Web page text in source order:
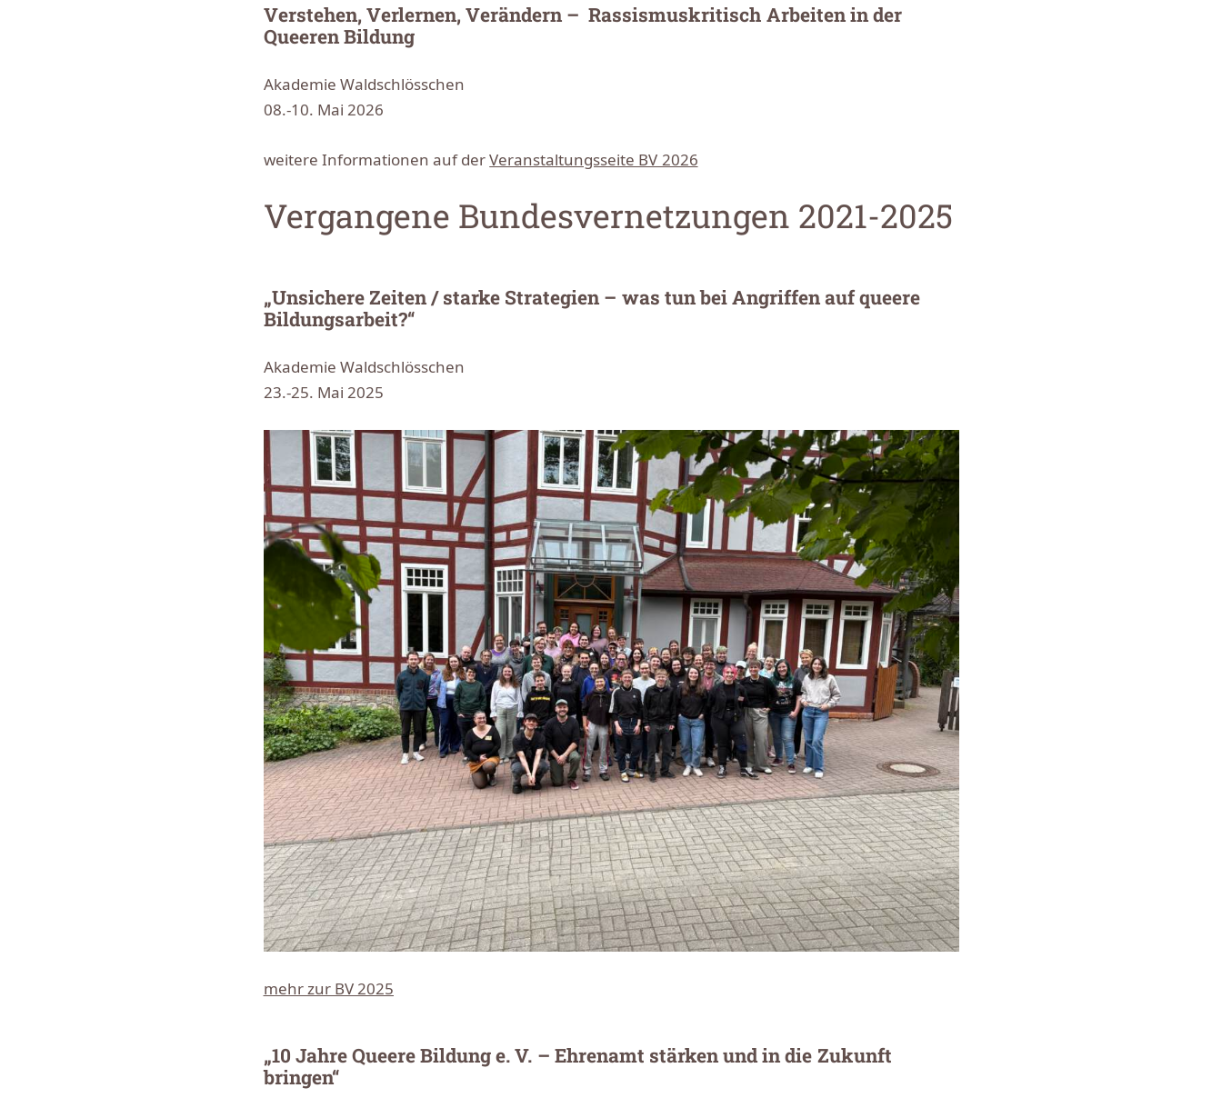
Verstehen, Verlernen, Verändern – Rassismuskritisch Arbeiten in der
Queeren Bildung
Akademie Waldschlösschen
08.-10. Mai 2026
weitere Informationen auf derVeranstaltungsseite BV 2026
Vergangene Bundesvernetzungen 2021-2025
„Unsichere Zeiten / starke Strategien – was tun bei Angriffen auf queere
Bildungsarbeit?“
Akademie Waldschlösschen
23.-25. Mai 2025
mehr zur BV 2025
„10 Jahre Queere Bildung e. V. – Ehrenamt stärken und in die Zukunft
bringen“